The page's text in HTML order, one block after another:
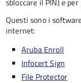
sbloccare il PIN) e
Questi sono i
internet:
Aruba Enroll
Infocert Sign
File Protector